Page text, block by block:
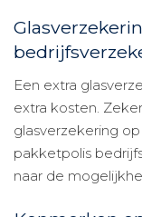
Een extra
extra kosten.
glasverzekering
pakketpolis
naar de